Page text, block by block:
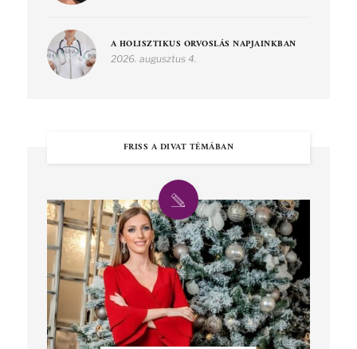
A HOLISZTIKUS ORVOSLÁS NAPJAINKBAN
2026. augusztus 4.
FRISS A DIVAT TÉMÁBAN